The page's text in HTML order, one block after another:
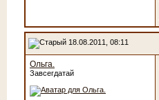
18.08.2011, 08:11
Ольга.
Завсегдатай